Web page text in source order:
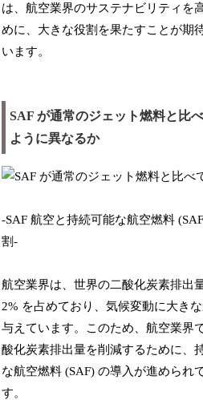
は、航空業界のサステナビリティを
めに、大きな役割を果たすことが期
います。
SAF が通常のジェット燃料と比
ように異なるか
-SAF 航空と持続可能な航空燃料
割-
航空業界は、世界の二酸化炭素排出
2% を占めており、気候変動に大き
与えています。このため、航空業界
酸化炭素排出量を削減するために、
な航空燃料 (SAF) の導入が進められ
す。